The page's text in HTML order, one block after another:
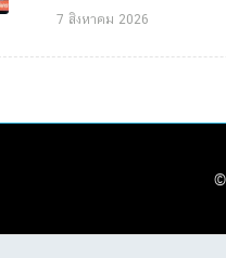
7 สิงหาคม 2026